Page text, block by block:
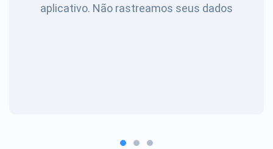
aplicativo. Não rastreamos seus dados